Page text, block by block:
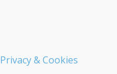
Privacy & Cookies